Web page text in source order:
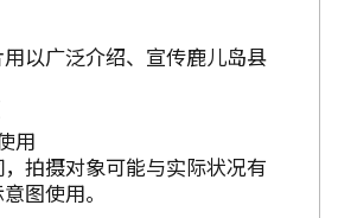
以广泛介绍、宣传鹿儿岛县
用
拍摄对象可能与实际状况有
图使用。